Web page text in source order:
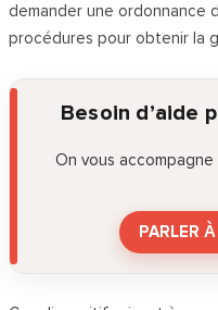
demander une ordonnance
procédures pour obtenir la
Besoin d’aide
On vous
PARLER